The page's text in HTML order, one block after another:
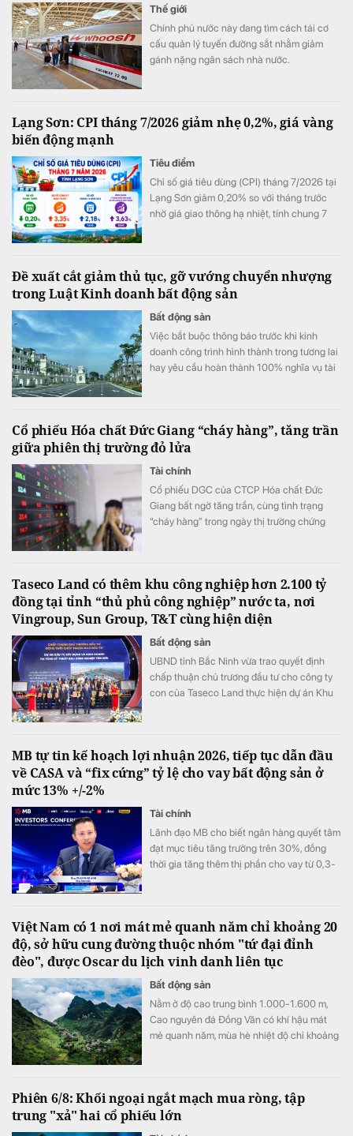
Thế giới
Chính phủ nước này đang tìm cách tái cơ
cấu quản lý tuyến đường sắt nhằm giảm
gánh nặng ngân sách nhà nước.
Lạng Sơn: CPI tháng 7/2026 giảm nhẹ 0,2%, giá vàng
biến động mạnh
Tiêu điểm
Chỉ số giá tiêu dùng (CPI) tháng 7/2026 tại
Lạng Sơn giảm 0,20% so với tháng trước
nhờ giá giao thông hạ nhiệt, tính chung 7
Đề xuất cắt giảm thủ tục, gỡ vướng chuyển nhượng
trong Luật Kinh doanh bất động sản
Bất động sản
Việc bắt buộc thông báo trước khi kinh
doanh công trình hình thành trong tương lai
hay yêu cầu hoàn thành 100% nghĩa vụ tài
trường đầu tư thông thoáng hơn.
Cổ phiếu Hóa chất Đức Giang “cháy hàng”, tăng trần
giữa phiên thị trường đỏ lửa
Tài chính
Cổ phiếu DGC của CTCP Hóa chất Đức
Giang bất ngờ tăng trần, cùng tình trạng
“cháy hàng” trong ngày thị trường chứng
Taseco Land có thêm khu công nghiệp hơn 2.100 tỷ
đồng tại tỉnh “thủ phủ công nghiệp” nước ta, nơi
Vingroup, Sun Group, T&T cùng hiện diện
Bất động sản
UBND tỉnh Bắc Ninh vừa trao quyết định
chấp thuận chủ trương đầu tư cho công ty
con của Taseco Land thực hiện dự án Khu
MB tự tin kế hoạch lợi nhuận 2026, tiếp tục dẫn đầu
về CASA và “fix cứng” tỷ lệ cho vay bất động sản ở
mức 13% +/-2%
Tài chính
Lãnh đạo MB cho biết ngân hàng quyết tâm
đạt mục tiêu tăng trưởng trên 30%, đồng
thời gia tăng thêm thị phần cho vay từ 0,3-
Việt Nam có 1 nơi mát mẻ quanh năm chỉ khoảng 20
độ, sở hữu cung đường thuộc nhóm "tứ đại đỉnh
đèo", được Oscar du lịch vinh danh liên tục
Bất động sản
Nằm ở độ cao trung bình 1.000-1.600 m,
Cao nguyên đá Đồng Văn có khí hậu mát
mẻ quanh năm, mùa hè nhiệt độ chỉ khoảng
Phiên 6/8: Khối ngoại ngắt mạch mua ròng, tập
trung "xả" hai cổ phiếu lớn